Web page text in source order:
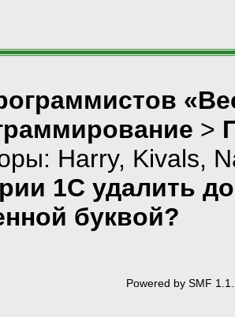
>
Harry, Kivals,
1С удалить
буквой?
Powered by SMF